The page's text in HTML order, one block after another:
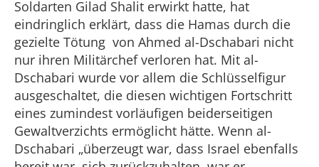
Soldarten Gilad Shalit erwirkt hatte, hat
eindringlich erklärt, dass die Hamas durch die
gezielte Tötung von Ahmed al-Dschabari nicht
nur ihren Militärchef verloren hat. Mit al-
Dschabari wurde vor allem die Schlüsselfigur
ausgeschaltet, die diesen wichtigen Fortschritt
eines zumindest vorläufigen beiderseitigen
Gewaltverzichts ermöglicht hätte. Wenn al-
Dschabari „überzeugt war, dass Israel ebenfalls